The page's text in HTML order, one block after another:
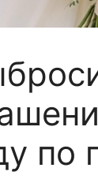
по